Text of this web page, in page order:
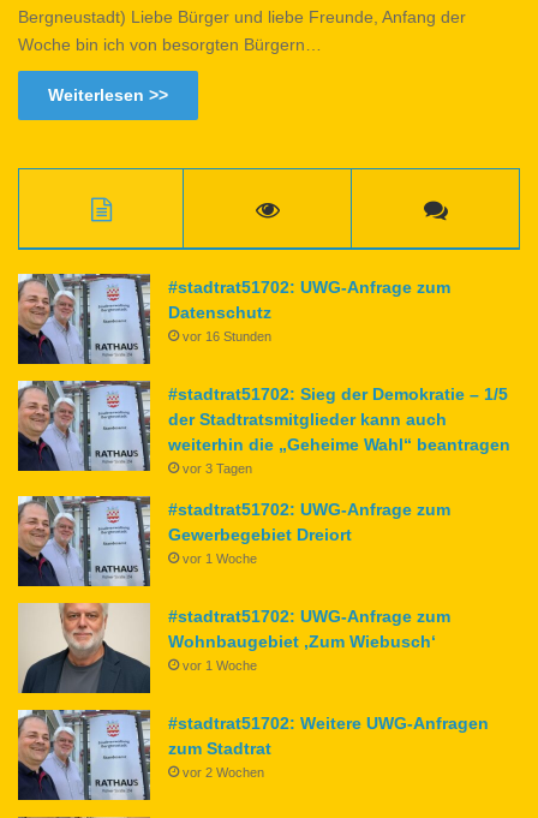
Bergneustadt) Liebe Bürger und liebe Freunde, Anfang der
Woche bin ich von besorgten Bürgern…
Weiterlesen >>
#stadtrat51702: UWG-Anfrage zum
Datenschutz
vor 16 Stunden
#stadtrat51702: Sieg der Demokratie – 1/5
der Stadtratsmitglieder kann auch
weiterhin die „Geheime Wahl“ beantragen
vor 3 Tagen
#stadtrat51702: UWG-Anfrage zum
Gewerbegebiet Dreiort
vor 1 Woche
#stadtrat51702: UWG-Anfrage zum
Wohnbaugebiet ‚Zum Wiebusch‘
vor 1 Woche
#stadtrat51702: Weitere UWG-Anfragen
zum Stadtrat
vor 2 Wochen